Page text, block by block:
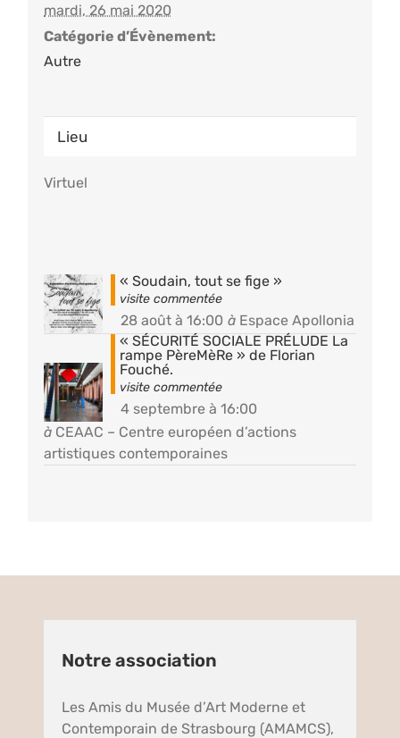
mardi, 26 mai 2020
Catégorie d’Évènement:
Autre
Lieu
Virtuel
« Soudain, tout se fige »
28 août à 16:00 à Espace Apollonia
« SÉCURITÉ SOCIALE PRÉLUDE La
rampe PèreMèRe » de Florian
Fouché.
4 septembre à 16:00
à CEAAC – Centre européen d’actions
artistiques contemporaines
Notre association
Les Amis du Musée d’Art Moderne et
Contemporain de Strasbourg (AMAMCS),